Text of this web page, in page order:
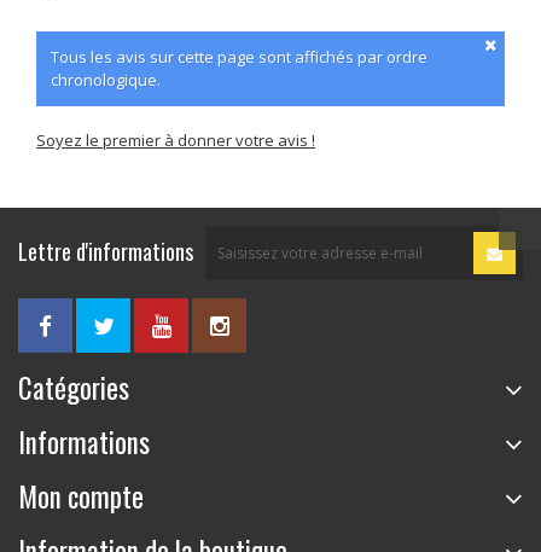
Tous les avis sur cette page sont affichés par ordre
chronologique.
Soyez le premier à donner votre avis !
Lettre d'informations
Catégories
Informations
Mon compte